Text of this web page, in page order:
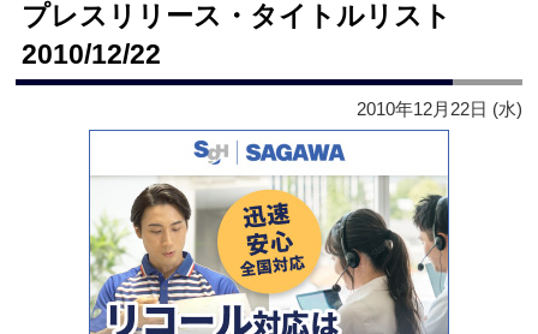
プレスリリース・タイトルリスト
2010/12/22
2010年12月22日 (水)